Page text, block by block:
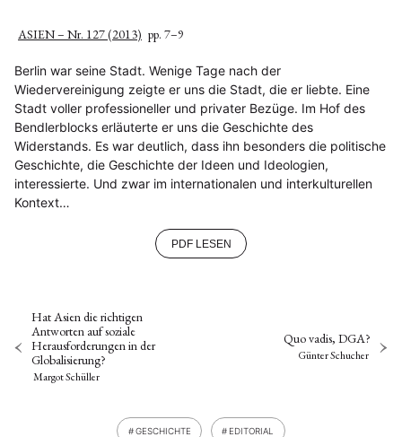
ASIEN – Nr. 127 (2013) pp. 7–9
Berlin war seine Stadt. Wenige Tage nach der
Wiedervereinigung zeigte er uns die Stadt, die er liebte. Eine
Stadt voller professioneller und privater Bezüge. Im Hof des
Bendlerblocks erläuterte er uns die Geschichte des
Widerstands. Es war deutlich, dass ihn besonders die politische
Geschichte, die Geschichte der Ideen und Ideologien,
interessierte. Und zwar im internationalen und interkulturellen
Kontext…
PDF LESEN
Hat Asien die richtigen
Antworten auf soziale
Herausforderungen in der
Globalisierung?
Margot Schüller
Quo vadis, DGA?
Günter Schucher
GESCHICHTE EDITORIAL